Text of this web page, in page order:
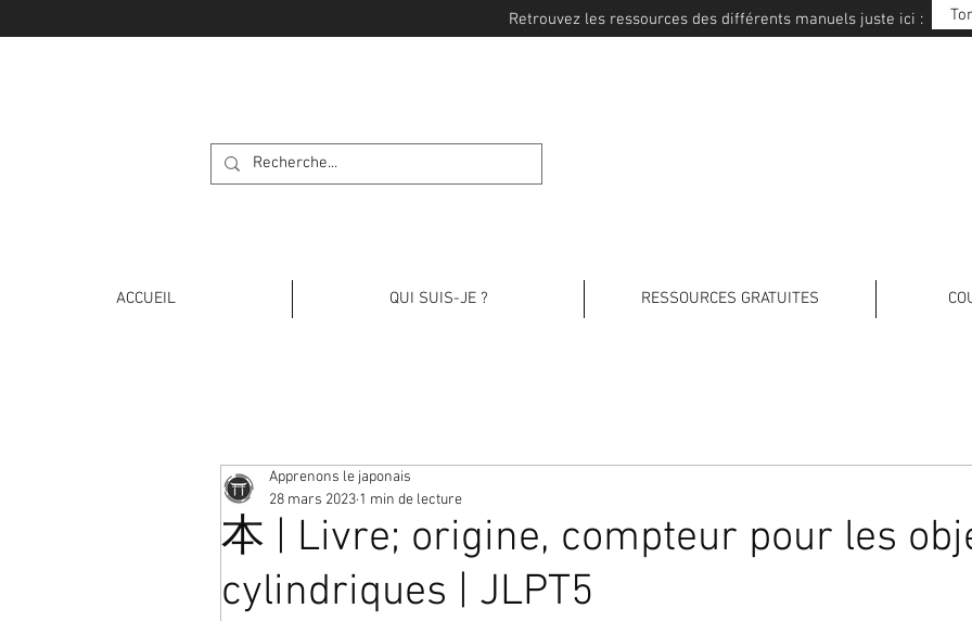
Retrouvez les ressources des différents manuels juste ici :
ACCUEIL QUI SUIS-JE ? RESSOURCES GRATUITES
本 | Livre; origine, compteur pour les
cylindriques | JLPT5
Apprenons le japonais
28 mars 2023 1 min de lecture